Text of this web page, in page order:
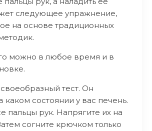
следующее упражнение,
на основе традиционных
можно в любое время и в
тест. Он
каком состоянии у вас печень.
пальцы рук. Напрягите их на
согните крючком только